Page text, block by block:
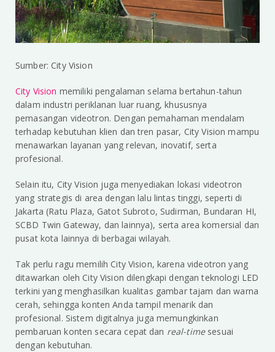
Sumber: City Vision
City Vision memiliki pengalaman selama bertahun-tahun
dalam industri periklanan luar ruang, khususnya
pemasangan videotron. Dengan pemahaman mendalam
terhadap kebutuhan klien dan tren pasar, City Vision mampu
menawarkan layanan yang relevan, inovatif, serta
profesional.
Selain itu, City Vision juga menyediakan lokasi videotron
yang strategis di area dengan lalu lintas tinggi, seperti di
Jakarta (Ratu Plaza, Gatot Subroto, Sudirman, Bundaran HI,
SCBD Twin Gateway, dan lainnya), serta area komersial dan
pusat kota lainnya di berbagai wilayah.
Tak perlu ragu memilih City Vision, karena videotron yang
ditawarkan oleh City Vision dilengkapi dengan teknologi LED
terkini yang menghasilkan kualitas gambar tajam dan warna
cerah, sehingga konten Anda tampil menarik dan
profesional. Sistem digitalnya juga memungkinkan
pembaruan konten secara cepat dan real-time sesuai
dengan kebutuhan.